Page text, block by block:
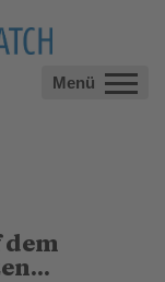
Menü
dem